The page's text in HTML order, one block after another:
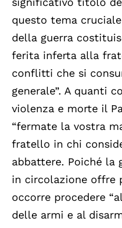
questo tema
della guerra
ferita inferta alla
conflitti che si
generale”. A quanti
violenza e morte il
“fermate la vostra
fratello in chi
abbattere. Poiché la
in circolazione offre
occorre procedere
delle armi e al